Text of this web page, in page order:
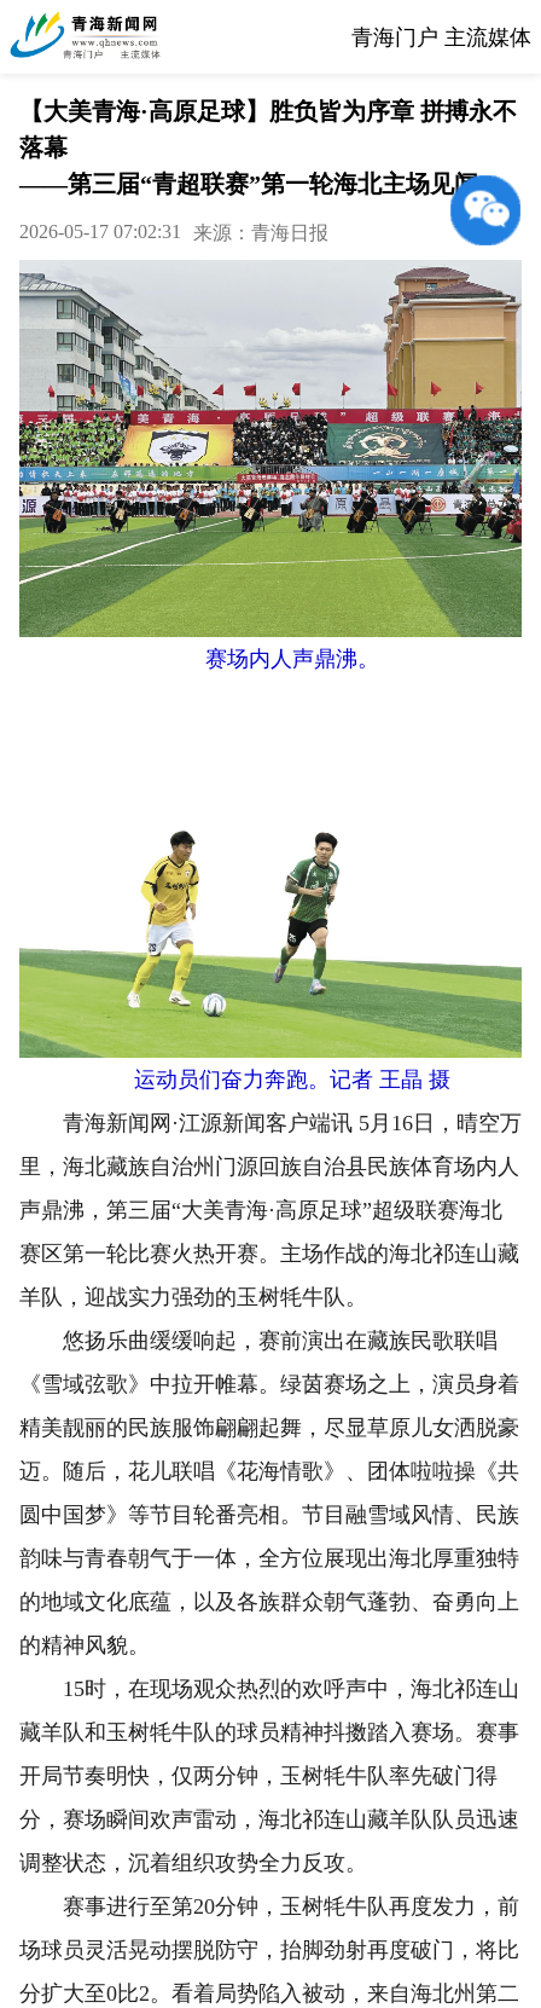
青海门户 主流媒体
【大美青海·高原足球】胜负皆为序章 拼搏永不
落幕
——第三届“青超联赛”第一轮海北主场见闻
2026-05-17 07:02:31 来源：青海日报
赛场内人声鼎沸。
运动员们奋力奔跑。记者 王晶 摄
青海新闻网·江源新闻客户端讯 5月16日，晴空万
里，海北藏族自治州门源回族自治县民族体育场内人
声鼎沸，第三届“大美青海·高原足球”超级联赛海北
赛区第一轮比赛火热开赛。主场作战的海北祁连山藏
羊队，迎战实力强劲的玉树牦牛队。
悠扬乐曲缓缓响起，赛前演出在藏族民歌联唱
《雪域弦歌》中拉开帷幕。绿茵赛场之上，演员身着
精美靓丽的民族服饰翩翩起舞，尽显草原儿女洒脱豪
迈。随后，花儿联唱《花海情歌》、团体啦啦操《共
圆中国梦》等节目轮番亮相。节目融雪域风情、民族
韵味与青春朝气于一体，全方位展现出海北厚重独特
的地域文化底蕴，以及各族群众朝气蓬勃、奋勇向上
的精神风貌。
15时，在现场观众热烈的欢呼声中，海北祁连山
藏羊队和玉树牦牛队的球员精神抖擞踏入赛场。赛事
开局节奏明快，仅两分钟，玉树牦牛队率先破门得
分，赛场瞬间欢声雷动，海北祁连山藏羊队队员迅速
调整状态，沉着组织攻势全力反攻。
赛事进行至第20分钟，玉树牦牛队再度发力，前
场球员灵活晃动摆脱防守，抬脚劲射再度破门，将比
分扩大至0比2。看着局势陷入被动，来自海北州第二